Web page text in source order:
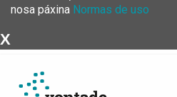
nosa páxina Normas de uso
X